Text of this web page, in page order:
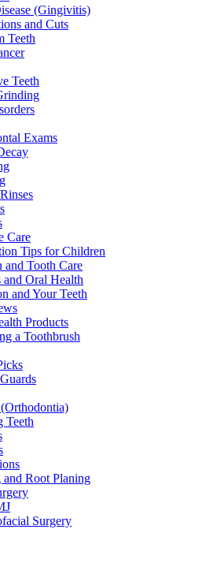
(Gingivitis)
and Cuts
Teeth
Teeth
Exams
Care
Tips for Children
and Tooth Care
and Oral Health
and Your Teeth
Products
a Toothbrush
Teeth
and Root Planing
Surgery